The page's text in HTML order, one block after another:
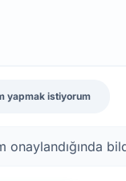
yapmak istiyorum
onaylandığında